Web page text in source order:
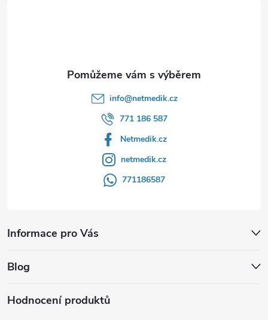
Informace pro Vás
info@netmedik.cz
771 186 587
Netmedik.cz
netmedik.cz
771186587
Blog
Hodnocení produktů